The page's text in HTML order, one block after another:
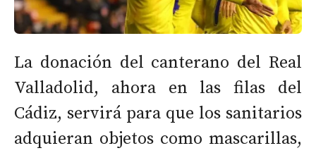
La donación del canterano del Real
Valladolid, ahora en las filas del
Cádiz, servirá para que los sanitarios
adquieran objetos como mascarillas,